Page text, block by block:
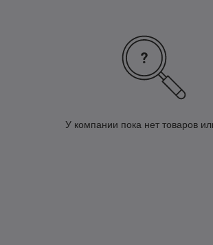
У компании пока нет товаров